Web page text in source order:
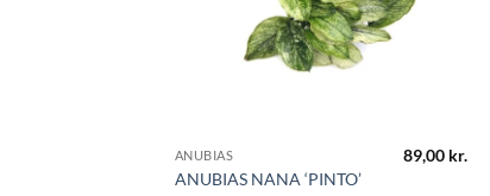
ANUBIAS
ANUBIAS NANA ‘PINTO’
89,00 kr.